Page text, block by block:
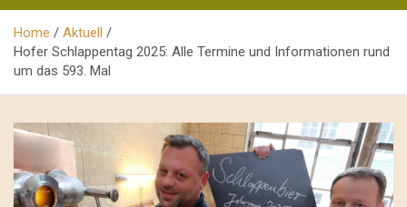
Home
Aktuell
Hofer Schlappentag 2025: Alle Termine und Informationen rund
um das 593. Mal